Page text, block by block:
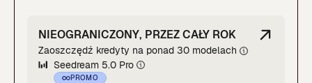
NIEOGRANICZONY, PRZEZ CAŁY ROK
Zaoszczędź kredyty na ponad 30 modelach
Seedream 5.0 Pro
PROMO